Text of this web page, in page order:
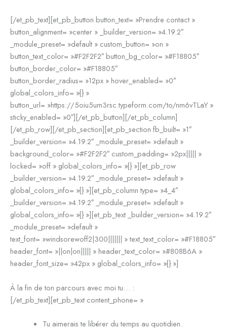
[/et_pb_text][et_pb_button button_text= »Prendre contact »
button_alignment= »center » _builder_version= »4.19.2″
_module_preset= »default » custom_button= »on »
button_text_color= »#F2F2F2″ button_bg_color= »#F18805″
button_border_color= »#F18805″
button_border_radius= »12px » hover_enabled= »0″
global_colors_info= »{} »
button_url= »https://5oiu5um3rsc.typeform.com/to/nm6vTLaY »
sticky_enabled= »0″][/et_pb_button][/et_pb_column]
[/et_pb_row][/et_pb_section][et_pb_section fb_built= »1″
_builder_version= »4.19.2″ _module_preset= »default »
background_color= »#F2F2F2″ custom_padding= »2px||||| »
locked= »off » global_colors_info= »{} »][et_pb_row
_builder_version= »4.19.2″ _module_preset= »default »
global_colors_info= »{} »][et_pb_column type= »4_4″
_builder_version= »4.19.2″ _module_preset= »default »
global_colors_info= »{} »][et_pb_text _builder_version= »4.19.2″
_module_preset= »default »
text_font= »windsorewoff2|300||||||| » text_text_color= »#F18805″
header_font= »||on|on||||| » header_text_color= »#808B6A »
header_font_size= »42px » global_colors_info= »{} »]
À la fin de ton parcours avec moi tu… :
[/et_pb_text][et_pb_text content_phone= »
Tu aimerais te libérer du temps au quotidien.